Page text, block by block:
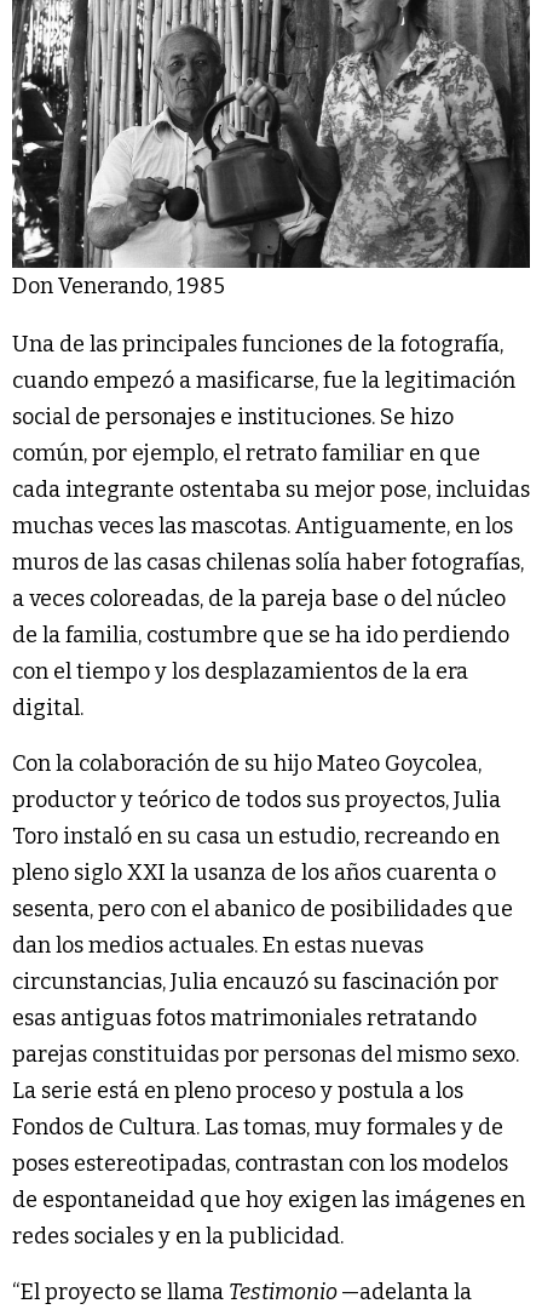
Don Venerando, 1985
Una de las principales funciones de la fotografía,
cuando empezó a masificarse, fue la legitimación
social de personajes e instituciones. Se hizo
común, por ejemplo, el retrato familiar en que
cada integrante ostentaba su mejor pose, incluidas
muchas veces las mascotas. Antiguamente, en los
muros de las casas chilenas solía haber fotografías,
a veces coloreadas, de la pareja base o del núcleo
de la familia, costumbre que se ha ido perdiendo
con el tiempo y los desplazamientos de la era
digital.
Con la colaboración de su hijo Mateo Goycolea,
productor y teórico de todos sus proyectos, Julia
Toro instaló en su casa un estudio, recreando en
pleno siglo XXI la usanza de los años cuarenta o
sesenta, pero con el abanico de posibilidades que
dan los medios actuales. En estas nuevas
circunstancias, Julia encauzó su fascinación por
esas antiguas fotos matrimoniales retratando
parejas constituidas por personas del mismo sexo.
La serie está en pleno proceso y postula a los
Fondos de Cultura. Las tomas, muy formales y de
poses estereotipadas, contrastan con los modelos
de espontaneidad que hoy exigen las imágenes en
redes sociales y en la publicidad.
“El proyecto se llama Testimonio—adelanta la